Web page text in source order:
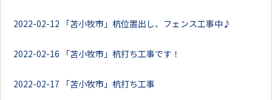
2022-02-12 「苫小牧市」杭位置出し、フェンス工事中♪
2022-02-16 「苫小牧市」杭打ち工事です！
2022-02-17 「苫小牧市」杭打ち工事